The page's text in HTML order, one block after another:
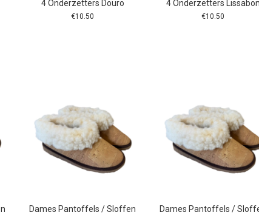
4 Onderzetters Douro
€10.50
4 Onderzetters Lissabon
€10.50
Dames Pantoffels / Sloffen
Dames Pantoffels /